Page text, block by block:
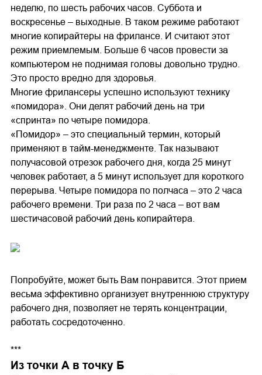
неделю, по шесть рабочих часов. Суббота и
воскресенье – выходные. В таком режиме работают
многие копирайтеры на фрилансе. И считают этот
режим приемлемым. Больше 6 часов провести за
компьютером не поднимая головы довольно трудно.
Это просто вредно для здоровья.
Многие фрилансеры успешно используют технику
«помидора». Они делят рабочий день на три
«спринта» по четыре помидора.
«Помидор» – это специальный термин, который
применяют в тайм-менеджменте. Так называют
получасовой отрезок рабочего дня, когда 25 минут
человек работает, а 5 минут использует для короткого
перерыва. Четыре помидора по полчаса – это 2 часа
рабочего времени. Три раза по 2 часа – вот вам
шестичасовой рабочий день копирайтера.
Попробуйте, может быть Вам понравится. Этот прием
весьма эффективно организует внутреннюю структуру
рабочего дня, позволяет не терять концентрации,
работать сосредоточенно.
***
Из точки А в точку Б